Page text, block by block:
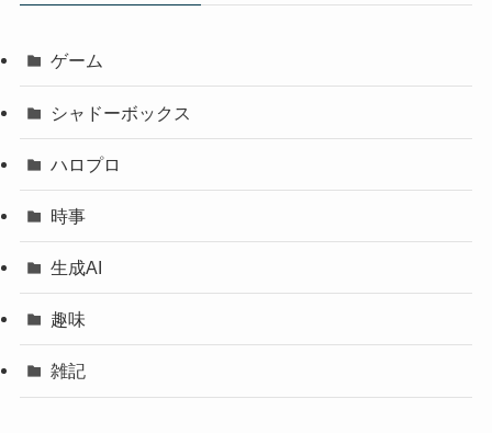
ゲーム
シャドーボックス
ハロプロ
時事
生成AI
趣味
雑記